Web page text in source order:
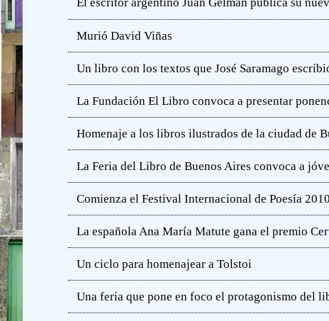
El escritor argentino Juan Gelman publica su
Murió David Viñas
Un libro con los textos que José Saramago
La Fundación El Libro convoca a presentar
Homenaje a los libros ilustrados de la ciudad de
La Feria del Libro de Buenos Aires convoca a
Comienza el Festival Internacional de Poesía
La española Ana María Matute gana el premio
Un ciclo para homenajear a Tolstoi
Una feria que pone en foco el protagonismo del